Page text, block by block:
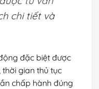
chi tiết và
đặc biệt được
gian thủ tục
chấp hành đúng